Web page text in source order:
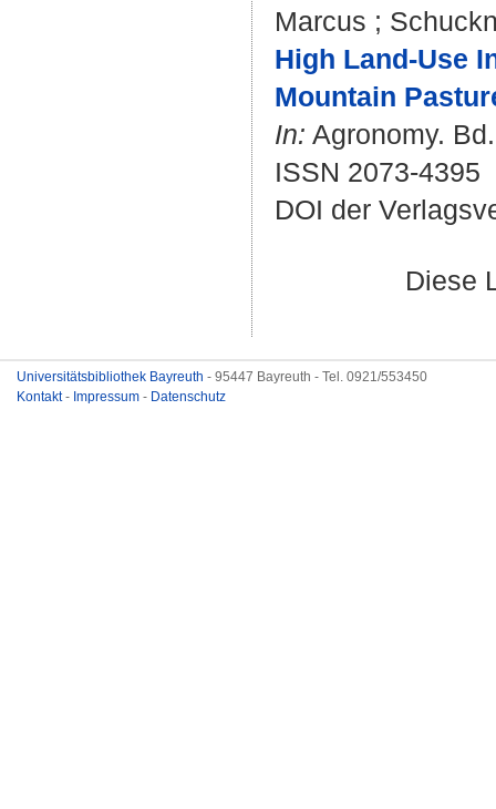
Marcus ;
High Land-Use
Mountain
In: Agronomy.
ISSN 2073-4395
DOI der
Diese
Universitätsbibliothek Bayreuth - 95447 Bayreuth - Tel. 0921/553450
Kontakt- Impressum - Datenschutz